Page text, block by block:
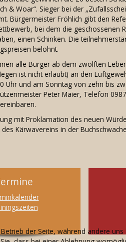
& Woar“. Sieger bei der
Bürgermeister Fröhlich gibt den
bei dem die geschossenen
einen Schinken. Die
belohnt.
alle Bürger ab dem zwölften
ist nicht erlaubt) an den
Uhr und am Sonntag von zehn bis
Peter Maier, Telefon
mit Proklamation des neuen
Kärwavereins in der
der Seite, während andere